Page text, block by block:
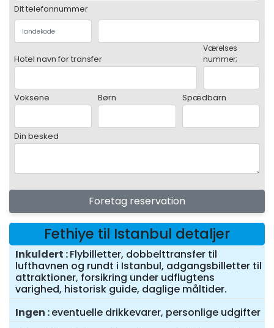
Dit telefonnummer
Hotel navn for transfer
Værelses
nummer;
Voksene Børn Spædbarn
Din besked
Foretag reservation
Fethiye til Istanbul detaljer
Inkuldert Flybilletter, dobbelttransfer til
lufthavnen og rundt i Istanbul, adgangsbilletter til
attraktioner, forsikring under udflugtens
varighed, historisk guide, daglige måltider.
Ingen eventuelle drikkevarer, personlige udgifter